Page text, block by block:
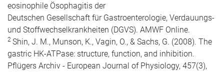
eosinophile Ösophagitis der
Deutschen Gesellschaft für Gastroenterologie, Verdauungs-
und Stoffwechselkrankheiten (DGVS). AMWF Online.
2 Shin, J. M., Munson, K., Vagin, O., & Sachs, G. (2008). The
gastric HK-ATPase: structure, function, and inhibition.
Pflügers Archiv - European Journal of Physiology, 457(3),